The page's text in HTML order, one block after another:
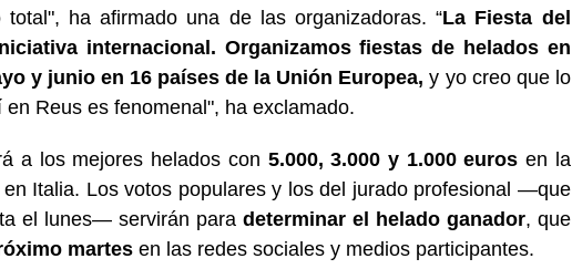
ha afirmado una de las organizadoras. “La Fiesta del
internacional. Organizamos fiestas de helados en
y junio en 16 países de la Unión Europea,y yo creo que lo
Reus es fenomenal", ha exclamado.
a los mejores helados con 5.000, 3.000 y 1.000 euros en la
Italia. Los votos populares y los del jurado profesional —que
el lunes— servirán para determinar el helado ganador, que
martes en las redes sociales y medios participantes.